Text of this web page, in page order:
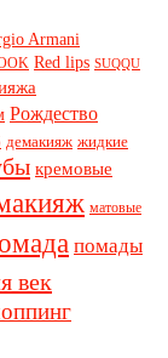
Armani
Red lips SUQQU
Рождество
демакияж жидкие
кремовые
матовые
помады
век